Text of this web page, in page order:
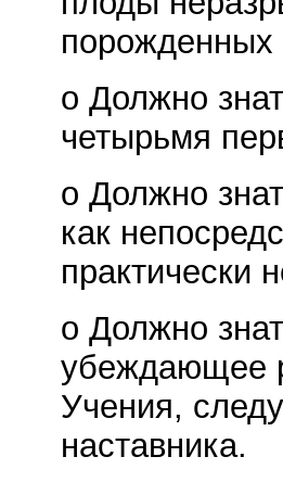
порожденных
o Должно
четырьмя
o Должно
как
практически
o Должно
убеждающее
Учения,
наставника.